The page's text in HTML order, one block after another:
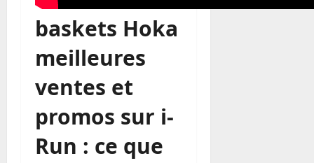
baskets Hoka
meilleures
ventes et
promos sur i-
Run : ce que